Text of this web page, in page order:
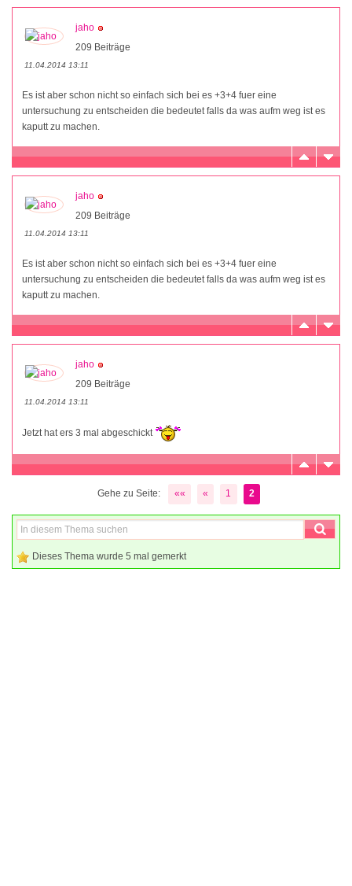
jaho
209 Beiträge
11.04.2014 13:11
Es ist aber schon nicht so einfach sich bei es +3+4 fuer eine
untersuchung zu entscheiden die bedeutet falls da was aufm weg ist es
kaputt zu machen.
jaho
209 Beiträge
11.04.2014 13:11
Es ist aber schon nicht so einfach sich bei es +3+4 fuer eine
untersuchung zu entscheiden die bedeutet falls da was aufm weg ist es
kaputt zu machen.
jaho
209 Beiträge
11.04.2014 13:11
Jetzt hat ers 3 mal abgeschickt
Gehe zu Seite: «« « 1 2
Dieses Thema wurde 5 mal gemerkt